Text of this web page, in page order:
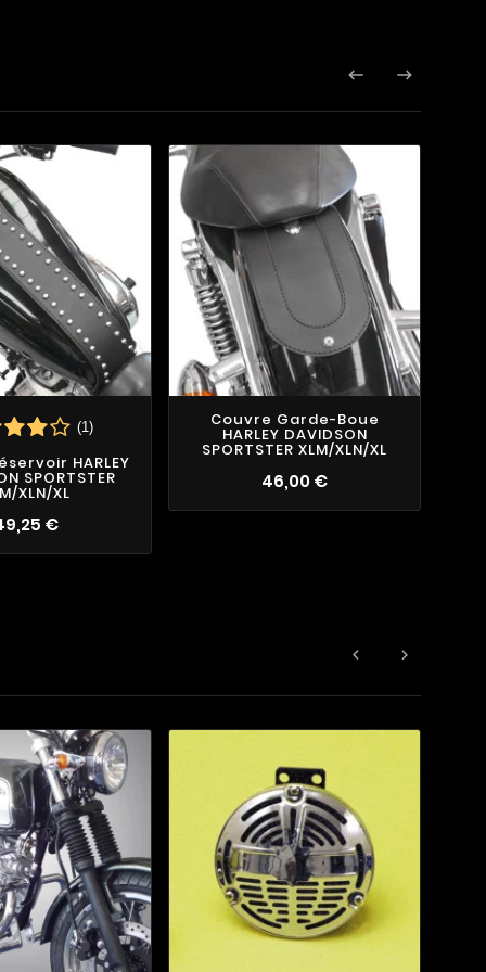
 
(1)
HARLEY
SPORTSTER
XLN/XL
€
Couvre Garde-Boue
HARLEY DAVIDSON
SPORTSTER XLM/XLN/XL
46,00 €
 